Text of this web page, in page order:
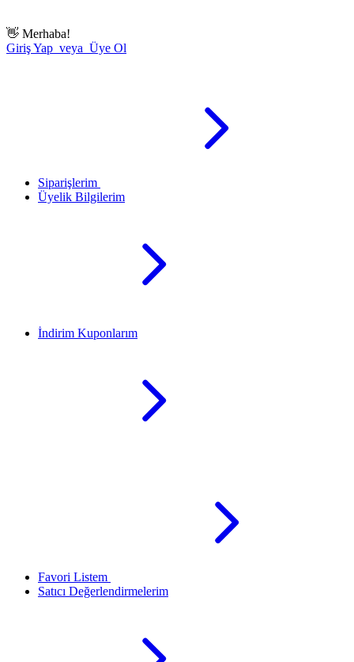
👋 Merhaba!
Giriş Yap veya Üye Ol
Siparişlerim
Üyelik Bilgilerim
İndirim Kuponlarım
Favori Listem
Satıcı Değerlendirmelerim